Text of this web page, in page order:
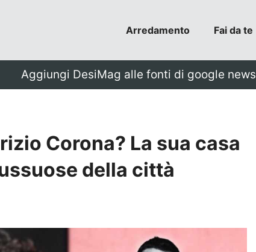
Arredamento Fai da te
Aggiungi DesiMag alle fonti di google news
Corona? La sua casa
della città